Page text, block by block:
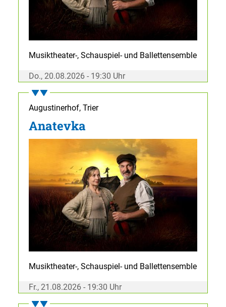
Musiktheater-, Schauspiel- und Ballettensemble
Do., 20.08.2026 - 19:30 Uhr
Augustinerhof, Trier
Anatevka
Musiktheater-, Schauspiel- und Ballettensemble
Fr., 21.08.2026 - 19:30 Uhr